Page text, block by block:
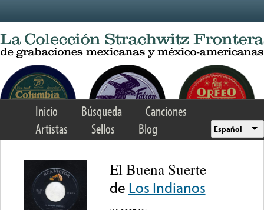
Inicio Búsqueda
Canciones
Artistas
Sellos Blog Español
El Buena Suerte
de Los Indianos